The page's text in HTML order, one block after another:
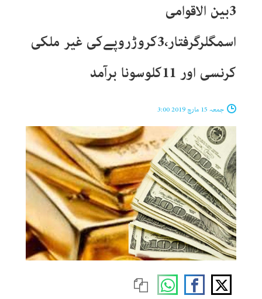
3بین الاقوامی
اسمگلرگرفتار،3کروڑروپےکی غیر ملکی
کرنسی اور 11کلوسونا برآمد
جمعہ 15 مارچ 2019 3:00